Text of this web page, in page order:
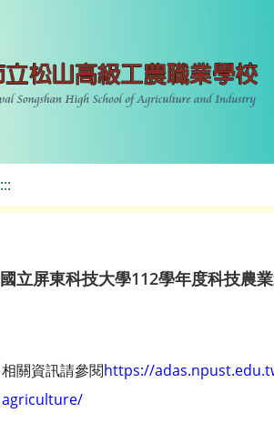
:::
國立屏東科技大學112學年度科技農
相關資訊請參閱https://
agriculture/